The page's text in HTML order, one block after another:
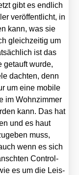
gibt es end­lich
ver­öf­fent­licht, in
kann, was sie
gleich­zei­tig um
ist das
getauft wur­de,
dach­ten, denn
um eine mobi­le
im Wohn­zim­mer
kann. Das hat
und es haut
muss,
wenn es sich
Con­trol­
es um die Leis­